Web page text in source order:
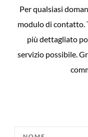
Per qualsiasi
modulo di contatto.
più dettagliato
servizio possibile.